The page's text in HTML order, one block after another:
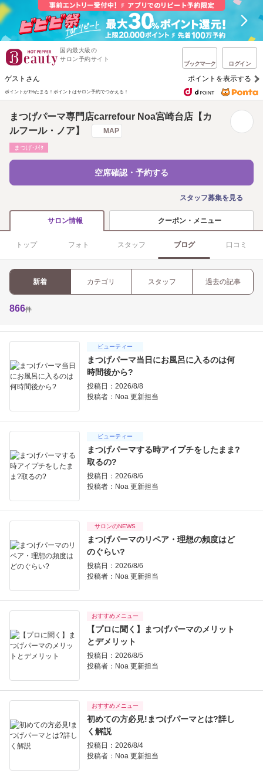
国内最大級の
サロン予約サイト
ブックマーク ログイン
ゲストさん ポイントを表示する
ポイントが1%たまる！ ポイントはサロン予約でつかえる！
まつげパーマ専門店carrefour Noa宮崎台店【カ
ルフール・ノア】
MAP
まつげ･ﾒｲｸ
空席確認・予約する
スタッフ募集を見る
サロン情報 クーポン・メニュー
トップ フォト スタッフ ブログ 口コミ
新着 カテゴリ スタッフ 過去の記事
866件
ビューティー
まつげパーマ当日にお風呂に入るのは何
時間後から?
投稿日：2026/8/8
投稿者： Noa 更新担当
ビューティー
まつげパーマする時アイプチをしたまま?
取るの?
投稿日：2026/8/6
投稿者： Noa 更新担当
サロンのNEWS
まつげパーマのリペア・理想の頻度はど
のぐらい?
投稿日：2026/8/6
投稿者： Noa 更新担当
おすすめメニュー
【プロに聞く】まつげパーマのメリット
とデメリット
投稿日：2026/8/5
投稿者： Noa 更新担当
おすすめメニュー
初めての方必見!まつげパーマとは?詳し
く解説
投稿日：2026/8/4
投稿者： Noa 更新担当